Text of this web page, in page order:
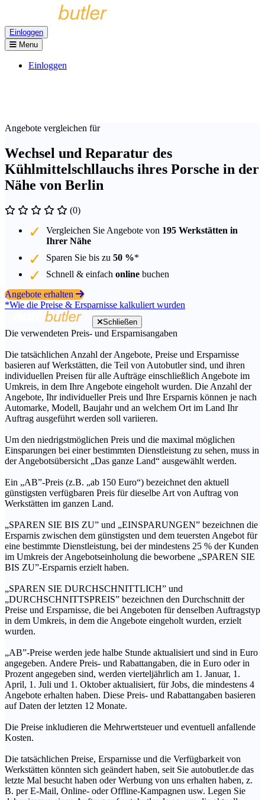
Einloggen
Menu
Einloggen
Angebote vergleichen für
Wechsel und Reparatur des
Kühlmittelschllauchs ihres Porsche in der
Nähe von Berlin
(0)
Vergleichen Sie Angebote von 195 Werkstätten in
Ihrer Nähe
Sparen Sie bis zu 50 %*
Schnell & einfach online buchen
Angebote erhalten
*Wie die Preise & Ersparnisse kalkuliert wurden
Schließen
Die verwendeten Preis- und Ersparnisangaben
Die tatsächlichen Anzahl der Angebote, Preise und Ersparnisse
basieren auf Werkstätten, die Teil von Autobutler sind, und ihren
individuellen Preisen für alle Aufträge einschließlich Angebote im
Umkreis, in dem Ihre Angebote eingeholt wurden. Die Anzahl der
Angebote, Ihr individueller Preis und Ihre Ersparnis können je nach
Automarke, Modell, Baujahr und an welchem Ort im Land Ihr
Auftrag ausgeführt werden soll variieren.
Um den niedrigstmöglichen Preis und die maximal möglichen
Einsparungen bei einer bestimmten Dienstleistung zu sehen, muss in
der Angebotsübersicht „Das ganze Land“ ausgewählt werden.
Ein „AB”-Preis (z.B. „ab 150 Euro“) bezeichnet den aktuell
günstigsten verfügbaren Preis für dieselbe Art von Auftrag von
Werkstätten im ganzen Land.
„SPAREN SIE BIS ZU” und „EINSPARUNGEN” bezeichnen die
Ersparnis zwischen dem günstigsten und dem teuersten Angebot für
eine bestimmte Dienstleistung, bei der mindestens 25 % der Kunden
im Umkreis der Angebotseinholung die beworbene „SPAREN SIE
BIS ZU”-Ersparnis erzielt haben.
„SPAREN SIE DURCHSCHNITTLICH” und
„DURCHSCHNITTSPREIS” bezeichnen den Durchschnitt der
Preise und Ersparnisse, die bei Angeboten für denselben Auftragstyp
in dem Umkreis, in dem die Angebote eingeholt wurden, erzielt
wurden.
„AB”-Preise werden jede halbe Stunde aktualisiert und sind in Euro
angegeben. Andere Preis- und Rabattangaben, die in Euro oder in
Prozent angegeben sind, werden vierteljährlich am 1. Januar, 1.
April, 1. Juli und 1. Oktober aktualisiert, für Jobs, die mindestens 4
Angebote erhalten haben. Diese Preis- und Rabattangaben basieren
auf Daten der letzten 12 Monate.
Die Preise inkludieren die Mehrwertsteuer und eventuell anfallende
Kosten.
Die tatsächlichen Preise, Ersparnisse und die Verfügbarkeit von
Werkstätten könnten sich geändert haben, seit Sie autobutler.de das
letzte Mal besucht haben oder Werbung von uns erhalten haben, z.
B. per E-Mail, Online- oder Offline-Kampagnen usw. Legen Sie